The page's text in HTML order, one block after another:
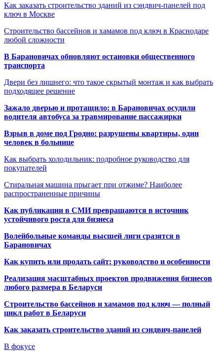
Как заказать строительство зданий из сэндвич-панелей под
ключ в Москве
Строительство бассейнов и хамамов под ключ в Краснодаре
любой сложности
В Барановичах обновляют остановки общественного
транспорта
Двери без лишнего: что такое скрытый монтаж и как выбрать
подходящее решение
Зажало дверью и протащило: в Барановичах осудили
водителя автобуса за травмирование пассажирки
Взрыв в доме под Гродно: разрушены квартиры, один
человек в больнице
Как выбрать холодильник: подробное руководство для
покупателей
Стиральная машина прыгает при отжиме? Наиболее
распространенные причины
Как публикации в СМИ превращаются в источник
устойчивого роста для бизнеса
Волейбольные команды высшей лиги сразятся в
Барановичах
Как купить или продать сайт: руководство и особенности
Реализация масштабных проектов продвижения бизнесов
любого размера в Беларуси
Строительство бассейнов и хамамов под ключ — полный
цикл работ в Беларуси
Как заказать строительство зданий из сэндвич-панелей
В фокусе